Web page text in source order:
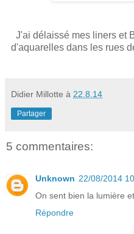
J'ai délaissé mes liners et
d'aquarelles dans les rues
Didier Millotte à 22.8.14
Partager
5 commentaires:
Unknown 22/08/2014
On sent bien la lumière
Répondre